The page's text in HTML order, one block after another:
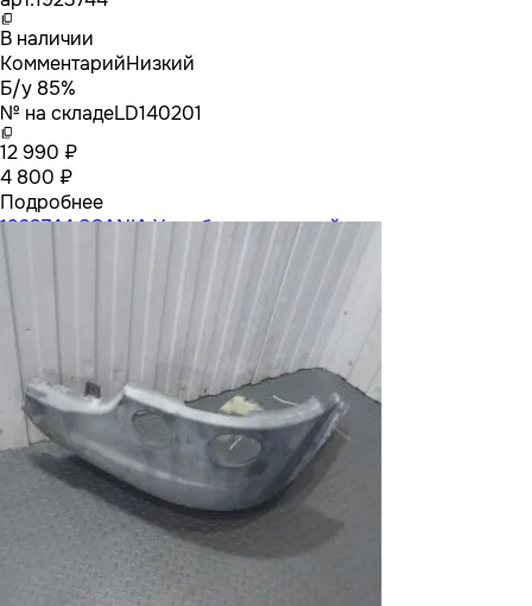
В наличии
КомментарийНизкий
Б/у 85%
№ на складеLD140201
12 990 ₽
4 800 ₽
Подробнее
1923744 SCANIA Угол бампера левый